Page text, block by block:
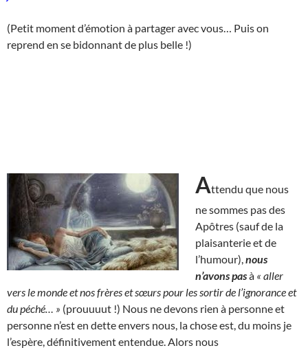
(Petit moment d’émotion à partager avec vous… Puis on
reprend en se bidonnant de plus belle !)
Attendu que nous
ne sommes pas des
Apôtres (sauf de la
plaisanterie et de
l’humour), nous
n’avons pasà « aller
vers le monde et nos frères et sœurs pour les sortir de l’ignorance et
du péché… » (prouuuut !) Nous ne devons rien à personne et
personne n’est en dette envers nous, la chose est, du moins je
l’espère, définitivement entendue. Alors nous